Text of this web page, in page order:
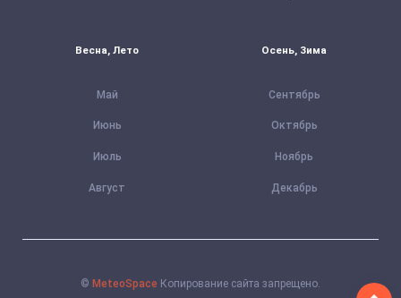
Весна, Лето
Май
Июнь
Июль
Август
Осень, Зима
Сентябрь
Октябрь
Ноябрь
Декабрь
© MeteoSpace Копирование сайта запрещено.